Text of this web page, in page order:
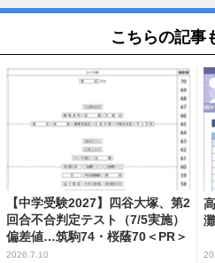
こちらの記事
【中学受験2027】四谷大塚、第2
回合不合判定テスト（7/5実施）
偏差値…筑駒74・桜蔭70＜PR＞
2026.7.10